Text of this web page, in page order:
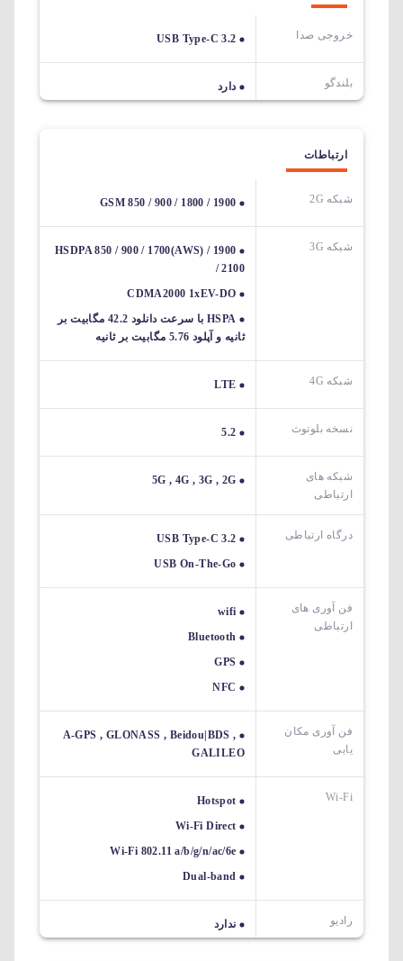
خروجی صدا USB Type-C 3.2
بلندگو دارد
ارتباطات
شبکه 2G GSM 850 / 900 / 1800 / 1900
شبکه 3G
HSDPA 850 / 900 / 1700(AWS) / 1900
/ 2100
CDMA2000 1xEV-DO
HSPA با سرعت دانلود 42.2 مگابیت بر
ثانیه و آپلود 5.76 مگابیت بر ثانیه
شبکه 4G LTE
نسخه بلوتوث 5.2
شبکه های
ارتباطی
5G , 4G , 3G , 2G
درگاه ارتباطی
USB Type-C 3.2
USB On-The-Go
فن آوری های
ارتباطی
wifi
Bluetooth
GPS
NFC
فن آوری مکان
یابی
A-GPS , GLONASS , Beidou|BDS ,
GALILEO
Wi-Fi
Hotspot
Wi-Fi Direct
Wi-Fi 802.11 a/b/g/n/ac/6e
Dual-band
رادیو ندارد